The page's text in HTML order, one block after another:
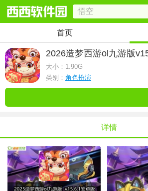
首页
2026造梦西游ol九游版
大小： 1.90G
类别： 角色扮演
详情